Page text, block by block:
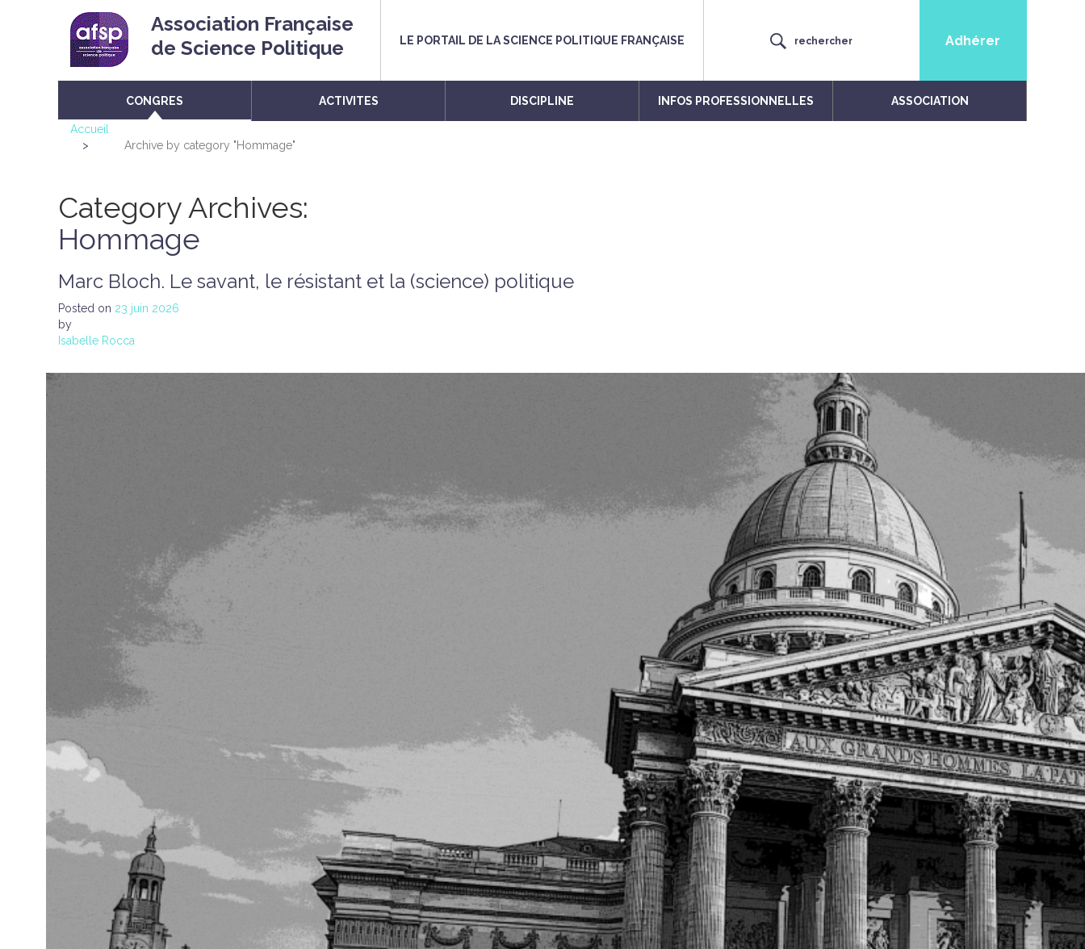
Association Française
de Science Politique
LE PORTAIL DE LA SCIENCE POLITIQUE FRANÇAISE rechercher Adhérer
CONGRES ACTIVITES DISCIPLINE INFOS PROFESSIONNELLES ASSOCIATION
Accueil
>
Archive by category "Hommage"
Category Archives:
Hommage
Marc Bloch. Le savant, le résistant et la (science) politique
Posted on 23 juin 2026
by
Isabelle Rocca